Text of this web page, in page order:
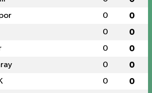
0 0
0 0
0 0
0 0
0 0